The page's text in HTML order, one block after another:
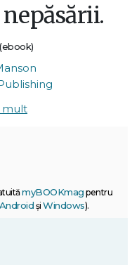
(ebook)
mult
myBOOKmag pentru
Android și Windows).